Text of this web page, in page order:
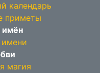
календарь
приметы
имён
имени
магия